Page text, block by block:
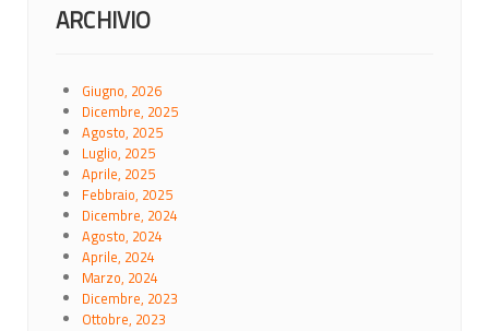
ARCHIVIO
Giugno, 2026
Dicembre, 2025
Agosto, 2025
Luglio, 2025
Aprile, 2025
Febbraio, 2025
Dicembre, 2024
Agosto, 2024
Aprile, 2024
Marzo, 2024
Dicembre, 2023
Ottobre, 2023